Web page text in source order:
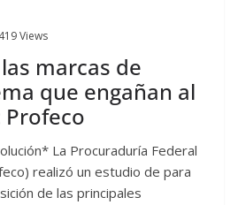
419 Views
marcas de
que engañan al
La Procuraduría Federal
realizó un estudio de para
de las principales